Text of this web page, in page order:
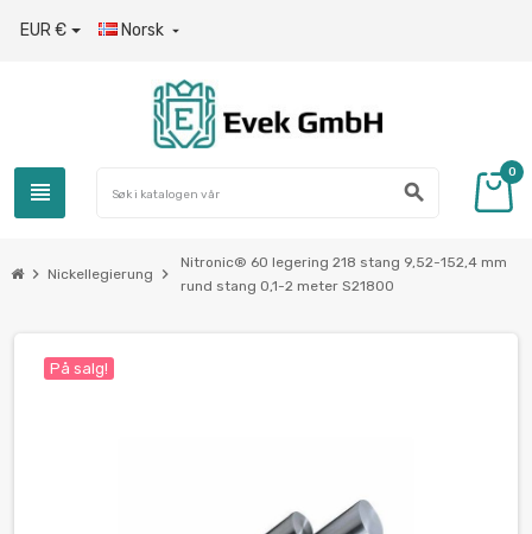
EUR € Norsk 
view_headline search
0
chevron_right Nickellegierung chevron_right
Nitronic® 60 legering 218 stang 9,52-152,4 mm
rund stang 0,1-2 meter S21800
På salg!